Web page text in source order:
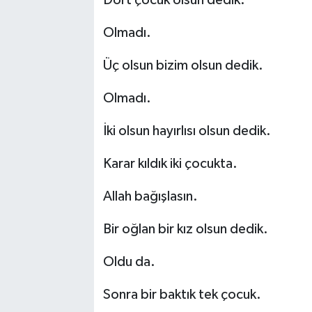
Olmadı.
Üç olsun bizim olsun dedik.
Olmadı.
İki olsun hayırlısı olsun dedik.
Karar kıldık iki çocukta.
Allah bağışlasın.
Bir oğlan bir kız olsun dedik.
Oldu da.
Sonra bir baktık tek çocuk.